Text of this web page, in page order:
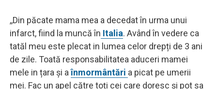
,,Din păcate mama mea a decedat în urma unui
infarct, fiind la muncă în Italia. Având în vedere ca
tatăl meu este plecat in lumea celor drepți de 3 ani
de zile. Toată responsabilitatea aduceri mamei
mele in țara și aînmormântări a picat pe umerii
mei. Fac un apel către toți cei care doresc și pot sa